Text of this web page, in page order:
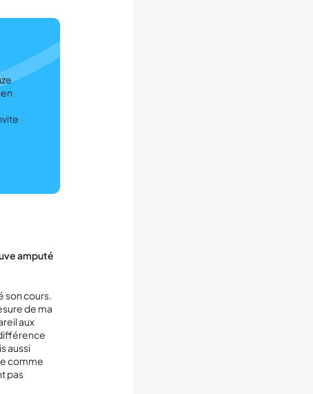
amputé
son cours.
de ma
aux
aussi
comme
pas